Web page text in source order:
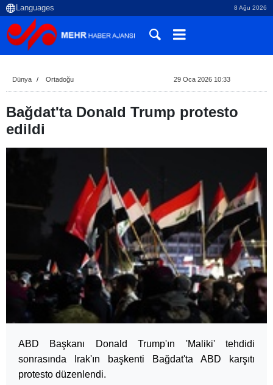
8 Ağu 2026
Dünya Ortadoğu 29 Oca 2026 10:33
Bağdat'ta Donald Trump protesto
edildi
ABD Başkanı Donald Trump'ın 'Maliki' tehdidi
sonrasında Irak'ın başkenti Bağdat'ta ABD karşıtı
protesto düzenlendi.